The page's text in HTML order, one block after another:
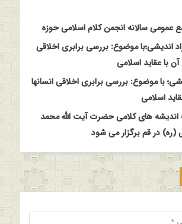
عمومی سالانه انجمن کلام اسلامی حوزه
اندیشی؛با موضوع: بررسی برابری اخلاقی
آن با عقاید اسلامی
با موضوع: بررسی برابری اخلاقی انسانها
اسلامی
های کلامی حضرت آیت الله محمد
در قم برگزار می شود